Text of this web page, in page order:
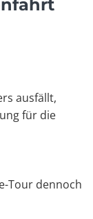
ausfällt,
für die
Tour dennoch